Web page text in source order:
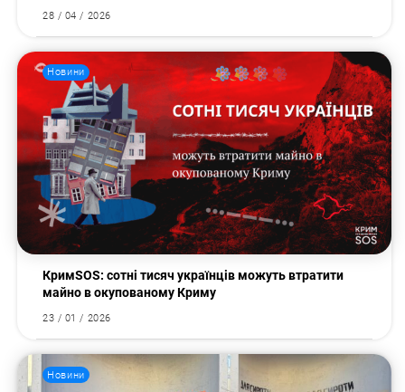
28 / 04 / 2026
Новини
КримSOS: сотні тисяч українців можуть втратити
майно в окупованому Криму
23 / 01 / 2026
Новини